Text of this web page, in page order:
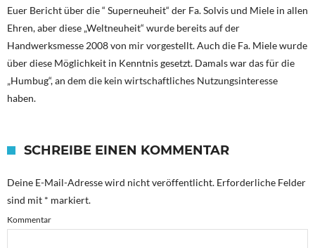
Euer Bericht über die “ Superneuheit“ der Fa. Solvis und Miele in allen
Ehren, aber diese „Weltneuheit“ wurde bereits auf der
Handwerksmesse 2008 von mir vorgestellt. Auch die Fa. Miele wurde
über diese Möglichkeit in Kenntnis gesetzt. Damals war das für die
„Humbug“, an dem die kein wirtschaftliches Nutzungsinteresse
haben.
SCHREIBE EINEN KOMMENTAR
Deine E-Mail-Adresse wird nicht veröffentlicht. Erforderliche Felder
sind mit * markiert.
Kommentar